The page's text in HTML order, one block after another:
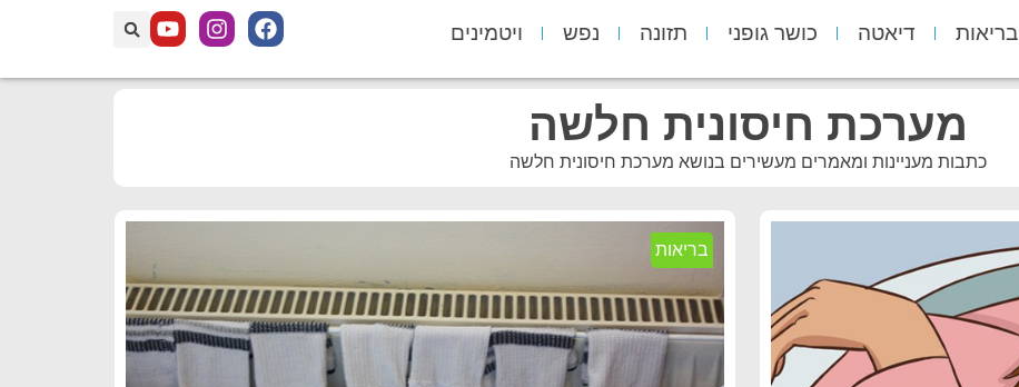
בריאות דיאטה כושר גופני תזונה נפש ויטמינים
מערכת חיסונית חלשה
כתבות מעניינות ומאמרים מעשירים בנושא מערכת חיסונית חלשה
בריאות